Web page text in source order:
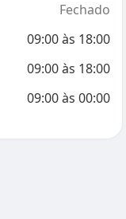
Fechado
09:00às 18:00
09:00às 18:00
09:00às 00:00